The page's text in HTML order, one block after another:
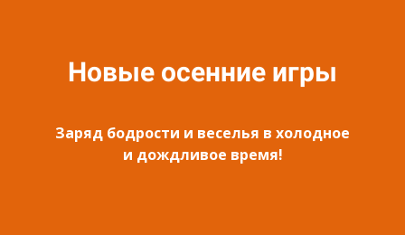
Новые осенние игры
Заряд бодрости и веселья в холодное
и дождливое время!